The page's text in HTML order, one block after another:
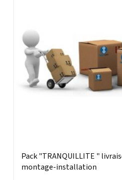
Pack "TRANQUILLITE "
montage-installation